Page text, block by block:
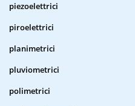
piezoelettrici
piroelettrici
planimetrici
pluviometrici
polimetrici